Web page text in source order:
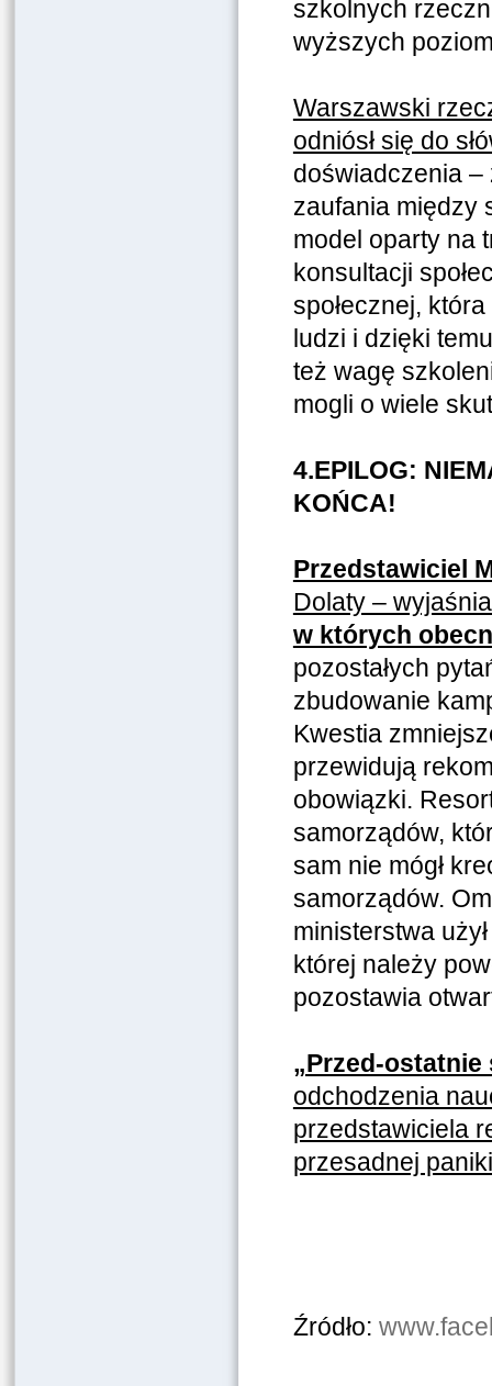
szkolnych
wyższych
Warszawski
odniósł się do
doświadczenia
zaufania między
model oparty na
konsultacji
społecznej,
ludzi i dzięki
też wagę
mogli o wiele
4.EPILOG:
KOŃCA!
Przedstawiciel
Dolaty –
w których
pozostałych
zbudowanie
Kwestia
przewidują
obowiązki.
samorządów,
sam nie mógł
samorządów.
ministerstwa
której należy
pozostawia
„Przed-ostatnie
odchodzenia
przedstawiciela
przesadnej
Źródło: